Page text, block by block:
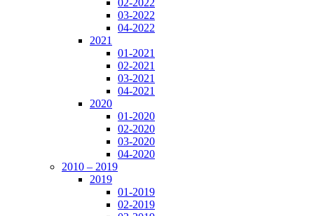
02-2022
03-2022
04-2022
2021
01-2021
02-2021
03-2021
04-2021
2020
01-2020
02-2020
03-2020
04-2020
2010 – 2019
2019
01-2019
02-2019